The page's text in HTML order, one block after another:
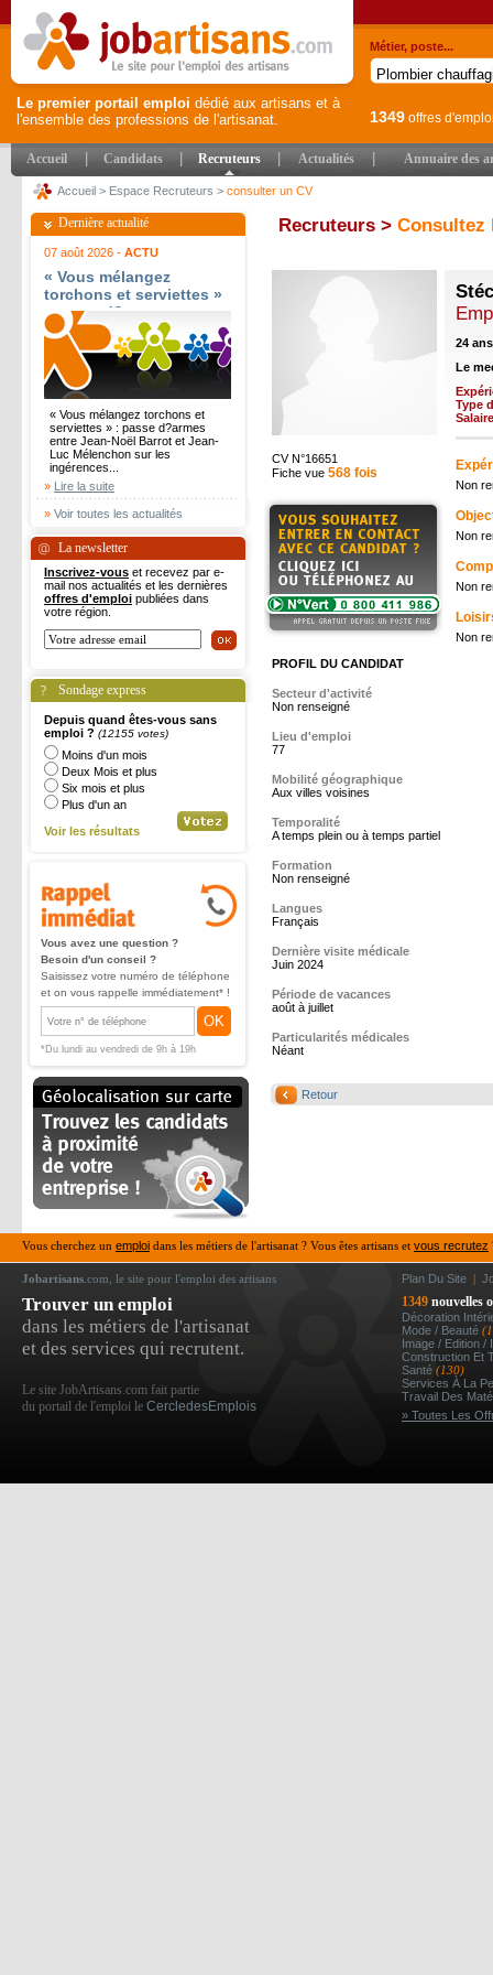
Le premier portail emploi dédié aux artisans et à
l'ensemble des professions de l'artisanat.
Métier, poste...
1349 offres
Accueil Candidats Recruteurs Actualités Annuaire des
Accueil > Espace Recruteurs > consulter un CV
Dernière actualité
07 août 2026 - ACTU
« Vous mélangez
torchons et serviettes »
: passe d?armes entre
Jean-Noël Barrot et
Jean-Luc Mélenchon sur
les ingérences
étrangères - Le Parisien
« Vous mélangez torchons et
serviettes » : passe d?armes
entre Jean-Noël Barrot et Jean-
Luc Mélenchon sur les
ingérences...
» Lire la suite
» Voir toutes les actualités
La newsletter
Inscrivez-vous et recevez par e-
mail nos actualités et les dernières
offres d'emploi publiées dans
votre région.
Sondage express
Depuis quand êtes-vous sans
emploi ? (12155 votes)
Moins d'un mois
Deux Mois et plus
Six mois et plus
Plus d'un an
Voir les résultats
Vous avez une question ?
Besoin d'un conseil ?
Saisissez votre numéro de téléphone
et on vous rappelle immédiatement* !
OK
*Du lundi au vendredi de 9h à 19h
Recruteurs > Consultez
CV N°16651
Fiche vue 568 fois
PROFIL DU CANDIDAT
Secteur d'activité
Non renseigné
Lieu d'emploi
77
Mobilité géographique
Aux villes voisines
Temporalité
A temps plein ou à temps partiel
Formation
Non renseigné
Langues
Français
Dernière visite médicale
Juin 2024
Période de vacances
août à juillet
Particularités médicales
Néant
24
Le
Type
Non
Non
Non
Non
Retour
Vous cherchez un emploi dans les métiers de l'artisanat ? Vous êtes artisans et vous recrutez
Jobartisans .com, le site pour l'emploi des artisans Plan Du Site |
Trouver un emploi
dans les métiers de l'artisanat
et des services qui recrutent.
Le site JobArtisans.com fait partie
du portail de l'emploi le CercledesEmplois
1349 nouvelles
Décoration
Mode / Beauté
Image / Edition /
Construction Et
Santé (130)
Services À La
Travail Des
» Toutes Les